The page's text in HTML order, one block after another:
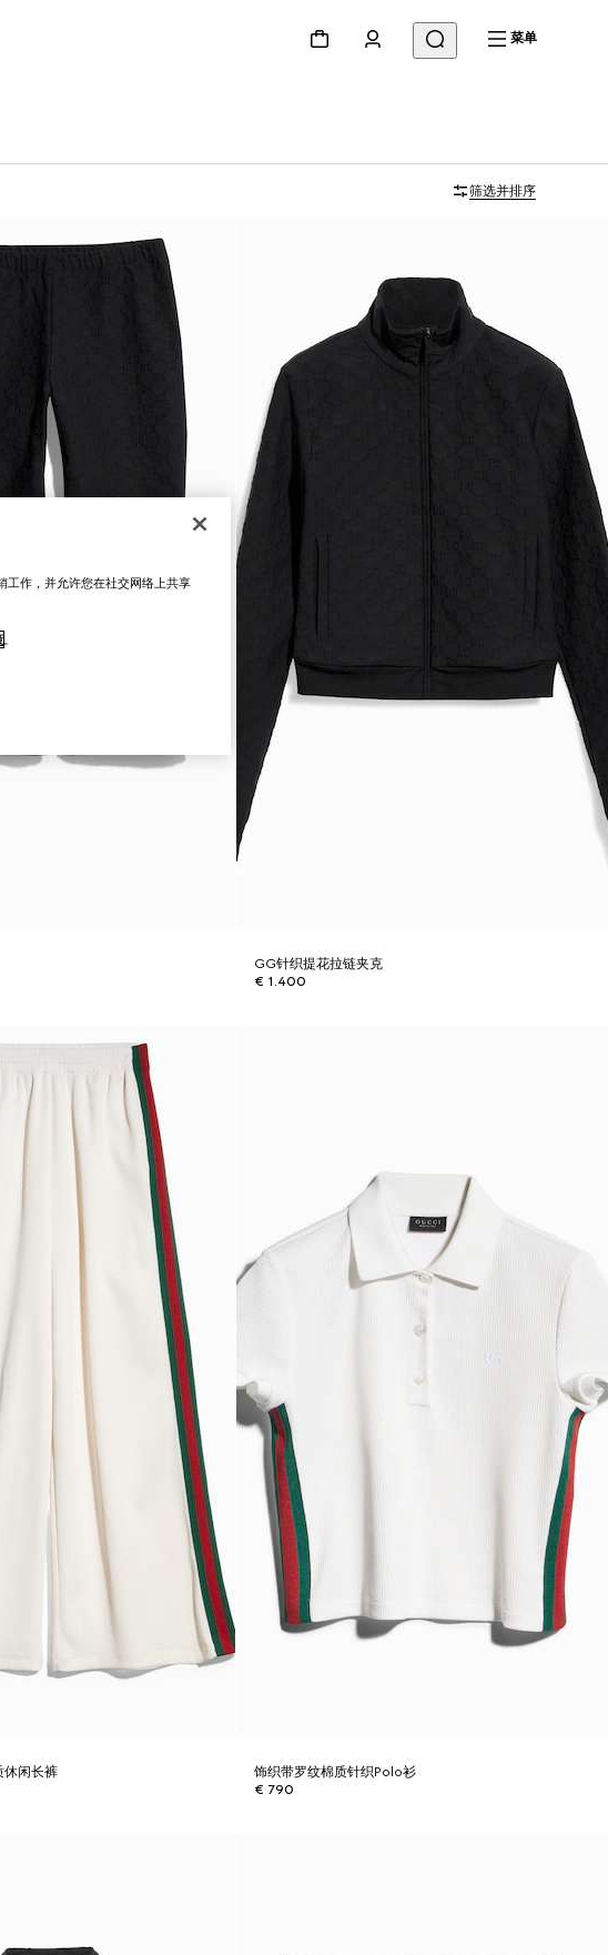
菜单
筛选并排序
GG针织提花拉链夹克
€ 1.400
休闲长裤
饰织带罗纹棉质针织Polo衫
€ 790
作，并允许您在社交网络上共享
。